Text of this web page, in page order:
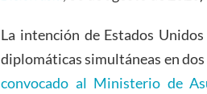
La intención de Estados
diplomáticas simultáneas en
convocado al Ministerio de